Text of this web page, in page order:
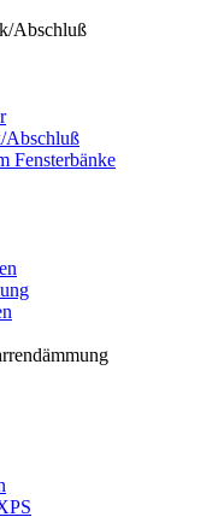
Abschluß
Abschluß
Fensterbänke